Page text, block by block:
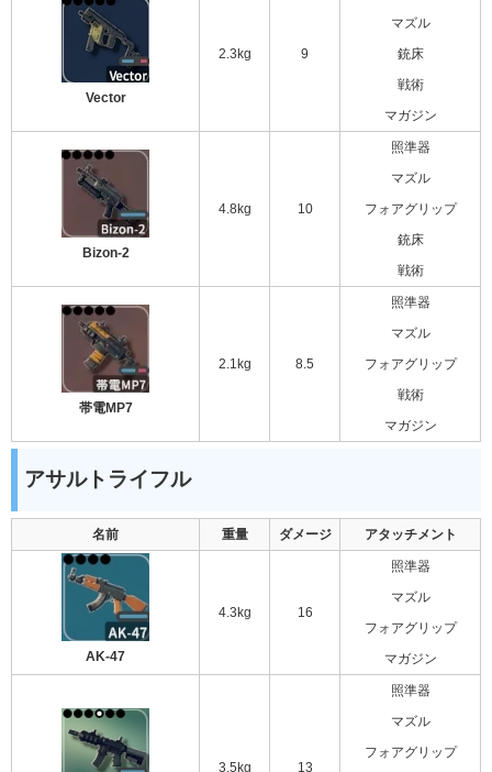
Vector
2.3kg 9
マズル
銃床
戦術
マガジン
Bizon-2
4.8kg 10
照準器
マズル
フォアグリップ
銃床
戦術
帯電MP7
2.1kg 8.5
照準器
マズル
フォアグリップ
戦術
マガジン
アサルトライフル
名前 重量 ダメージ アタッチメント
AK-47
4.3kg 16
照準器
マズル
フォアグリップ
マガジン
3.5kg 13
照準器
マズル
フォアグリップ